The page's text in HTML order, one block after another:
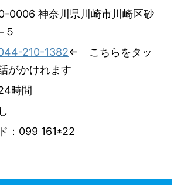
0006 神奈川県川崎市川崎区砂
５
210-1382← こちらをタッ
がかけれます
時間
：099 161*22